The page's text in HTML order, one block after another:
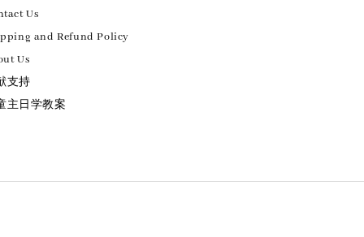
Us
and Refund Policy
Us
支持
主日学教案